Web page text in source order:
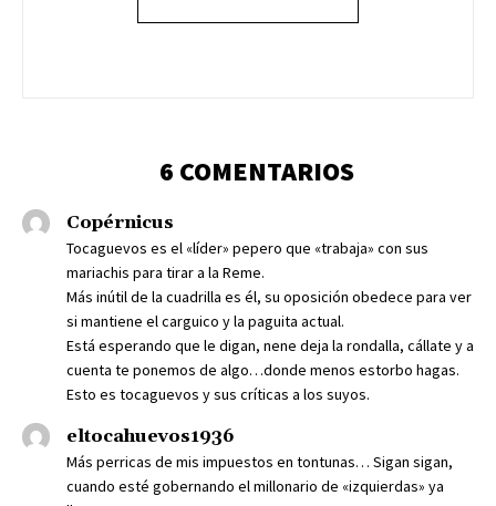
6 COMENTARIOS
Copérnicus
Tocaguevos es el «líder» pepero que «trabaja» con sus
mariachis para tirar a la Reme.
Más inútil de la cuadrilla es él, su oposición obedece para ver
si mantiene el carguico y la paguita actual.
Está esperando que le digan, nene deja la rondalla, cállate y a
cuenta te ponemos de algo…donde menos estorbo hagas.
Esto es tocaguevos y sus críticas a los suyos.
eltocahuevos1936
Más perricas de mis impuestos en tontunas… Sigan sigan,
cuando esté gobernando el millonario de «izquierdas» ya